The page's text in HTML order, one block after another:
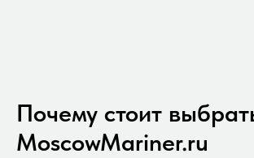
Почему стоит
MoscowMariner.ru